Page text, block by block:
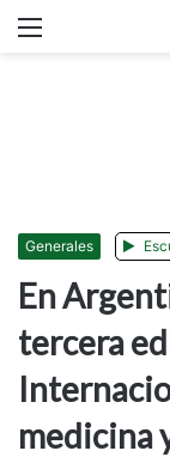
Generales
En
tercera
medicina